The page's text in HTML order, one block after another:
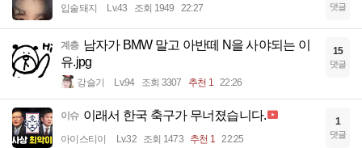
입술돼지 Lv.43 조회 1949 22:27 댓글
계층 남자가 BMW 말고 아반떼 N을 사야되는 이
유.jpg
강슬기 Lv.94 조회 3307 추천 1 22:26
15
댓글
이슈 이래서 한국 축구가 무너졌습니다.
아이스티이 Lv.32 조회 1473 추천 1 22:25
1
댓글